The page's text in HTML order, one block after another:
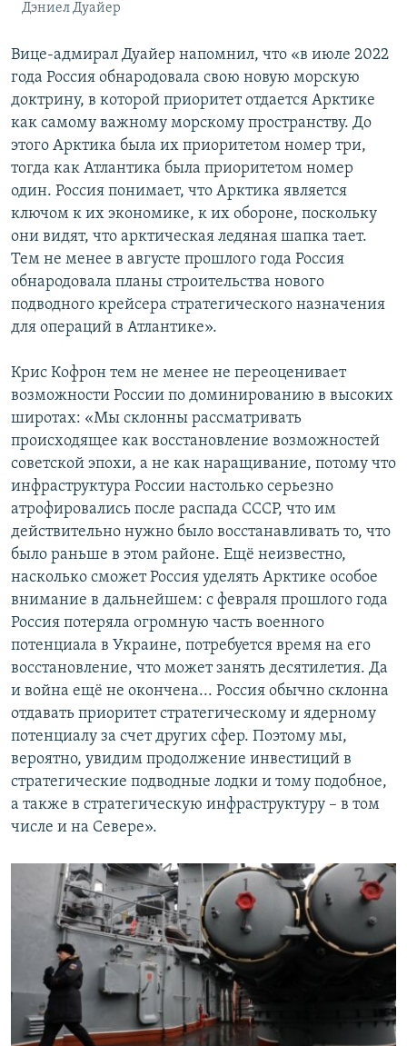
Дэниел Дуайер
Вице-адмирал Дуайер напомнил, что «в июле 2022
года Россия обнародовала свою новую морскую
доктрину, в которой приоритет отдается Арктике
как самому важному морскому пространству. До
этого Арктика была их приоритетом номер три,
тогда как Атлантика была приоритетом номер
один. Россия понимает, что Арктика является
ключом к их экономике, к их обороне, поскольку
они видят, что арктическая ледяная шапка тает.
Тем не менее в августе прошлого года Россия
обнародовала планы строительства нового
подводного крейсера стратегического назначения
для операций в Атлантике».
Крис Кофрон тем не менее не переоценивает
возможности России по доминированию в высоких
широтах: «Мы склонны рассматривать
происходящее как восстановление возможностей
советской эпохи, а не как наращивание, потому что
инфраструктура России настолько серьезно
атрофировались после распада СССР, что им
действительно нужно было восстанавливать то, что
было раньше в этом районе. Ещё неизвестно,
насколько сможет Россия уделять Арктике особое
внимание в дальнейшем: с февраля прошлого года
Россия потеряла огромную часть военного
потенциала в Украине, потребуется время на его
восстановление, что может занять десятилетия. Да
и война ещё не окончена... Россия обычно склонна
отдавать приоритет стратегическому и ядерному
потенциалу за счет других сфер. Поэтому мы,
вероятно, увидим продолжение инвестиций в
стратегические подводные лодки и тому подобное,
а также в стратегическую инфраструктуру – в том
числе и на Севере».